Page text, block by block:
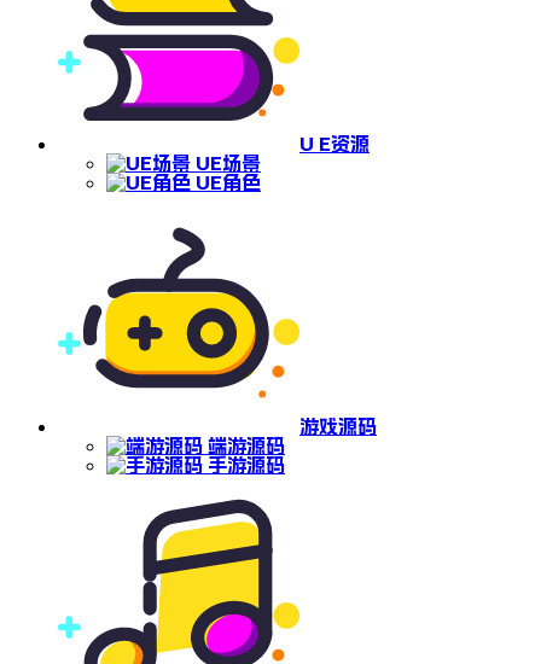
U E资源
UE场景
UE角色
游戏源码
端游源码
手游源码